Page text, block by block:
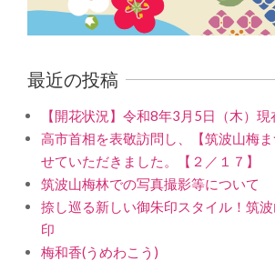
最近の投稿
【開花状況】令和8年3月5日（木）現
高市首相を表敬訪問し、【筑波山梅
せていただきました。【２／１７】
筑波山梅林での写真撮影等について
捺し巡る新しい御朱印スタイル！筑
印
梅和香(うめわこう)